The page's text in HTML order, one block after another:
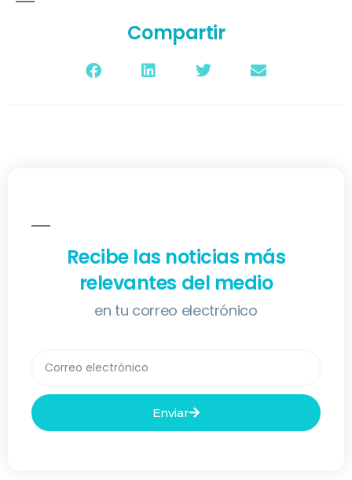
Compartir
Recibe las noticias más
relevantes del medio
en tu correo electrónico
Enviar